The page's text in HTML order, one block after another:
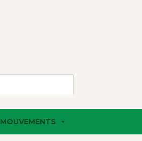
MOUVEMENTS